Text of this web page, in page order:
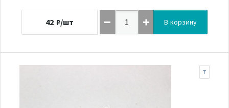
42 ₽/шт В корзину
7